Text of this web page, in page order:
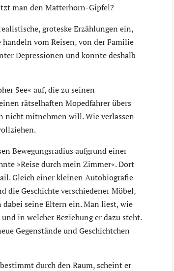
man den Matterhorn-Gipfel?
groteske Erzählungen ein,
vom Reisen, von der Familie
Depressionen und konnte deshalb
See« auf, die zu seinen
rätselhaften Mopedfahrer übers
nicht mitnehmen will. Wie verlassen
Bewegungsradius aufgrund einer
»Reise durch mein Zimmer«. Dort
Gleich einer kleinen Autobiografie
die Geschichte verschiedener Möbel,
dabei seine Eltern ein. Man liest, wie
in welcher Beziehung er dazu steht.
Gegenstände und Geschichtchen
durch den Raum, scheint er